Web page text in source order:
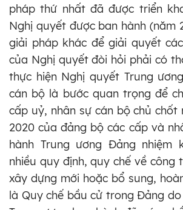
pháp thứ nhất đã được triển
Nghị quyết được ban hành (năm
giải pháp khác để giải quyết
của Nghị quyết đòi hỏi phải có
thực hiện Nghị quyết Trung
cán bộ là bước quan trọng để
cấp uỷ, nhân sự cán bộ chủ chốt
2020 của đảng bộ các cấp và
hành Trung ương Đảng nhiệm
nhiều quy định, quy chế về công
xây dựng mới hoặc bổ sung,
là Quy chế bầu cử trong Đảng do